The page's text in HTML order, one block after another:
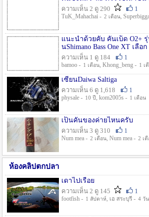
ความเห็น 2 ดู 290
1
TuK_Mahachai - 2 เดือน,
แนะนำด้วยคับ คันเบ็ด O2+ รุ่
นShimano Bass One XT เลือก
ความเห็น 1 ดู 184
1
bamoo - 1 เดือน, Khong_beng - 1 เ
เซียนDaiwa Saltiga
ความเห็น 6 ดู 1,618
1
physale - 10 ปี , kom2005s - 1 เดือน
เป็นคันของค่ายไหนครับ
ความเห็น 3 ดู 310
1
Num mea - 2 เดือน, Num mea - 2 เ
ห้องคลิปตกปลา
เดาไปเรื่อย
ความเห็น 2 ดู 145
1
footfish - 1 สัปดาห์, เอ สระบุรี - 4 วัน